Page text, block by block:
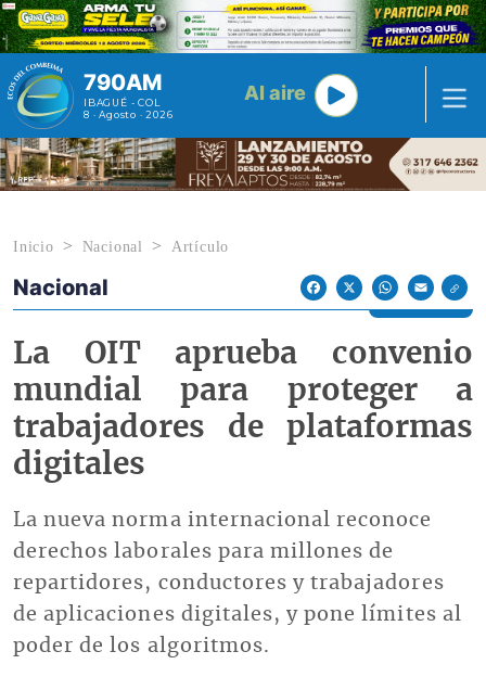
Pasar al contenido principal
790AM
IBAGUÉ - COL
8 · Agosto · 2026
Al aire
Inicio Nacional Artículo
Econoticias y Eventos
Nacional
FacebookX WhatsAppEmail
La OIT aprueba convenio
mundial para proteger a
trabajadores de plataformas
digitales
La nueva norma internacional reconoce
derechos laborales para millones de
repartidores, conductores y trabajadores
de aplicaciones digitales, y pone límites al
poder de los algoritmos.